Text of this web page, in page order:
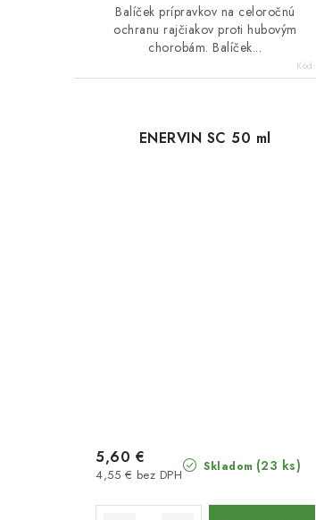
Balíček prípravkov na celoročnú
ochranu rajčiakov proti hubovým
chorobám. Balíček...
Kód:
ENERVIN SC 50 ml
Skladom (23 ks)
4,55 € bez DPH
5,60 €